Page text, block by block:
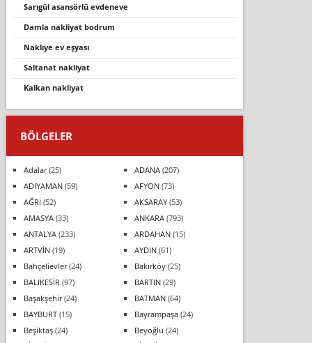
sarigül asansörlü evdeneve
damla nakliyat bodrum
nakliye ev eşyasi
saltanat nakliyat
kalkan nakliyat
BÖLGELER
Adalar(25) ADANA(207)
ADIYAMAN(59) AFYON(73)
AĞRI (52) AKSARAY(53)
AMASYA(33) ANKARA(793)
ANTALYA(233) ARDAHAN(15)
ARTVİN(19) AYDIN(61)
Bahçelievler(24) Bakırköy(25)
BALIKESİR (97) BARTIN(29)
Başakşehir(24) BATMAN(64)
BAYBURT(15) Bayrampaşa(24)
Beşiktaş(24) Beyoğlu (24)